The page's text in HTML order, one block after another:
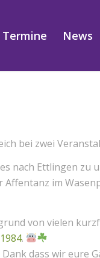
Termine News
bei zwei
nach Ettlingen zu
im
von vielen
.
dass wir eure